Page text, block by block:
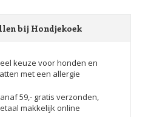
bij Hondjekoek
keuze voor honden en
met een allergie
59,- gratis verzonden,
makkelijk online